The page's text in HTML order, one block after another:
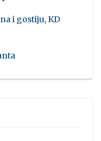
i gostiju, KD